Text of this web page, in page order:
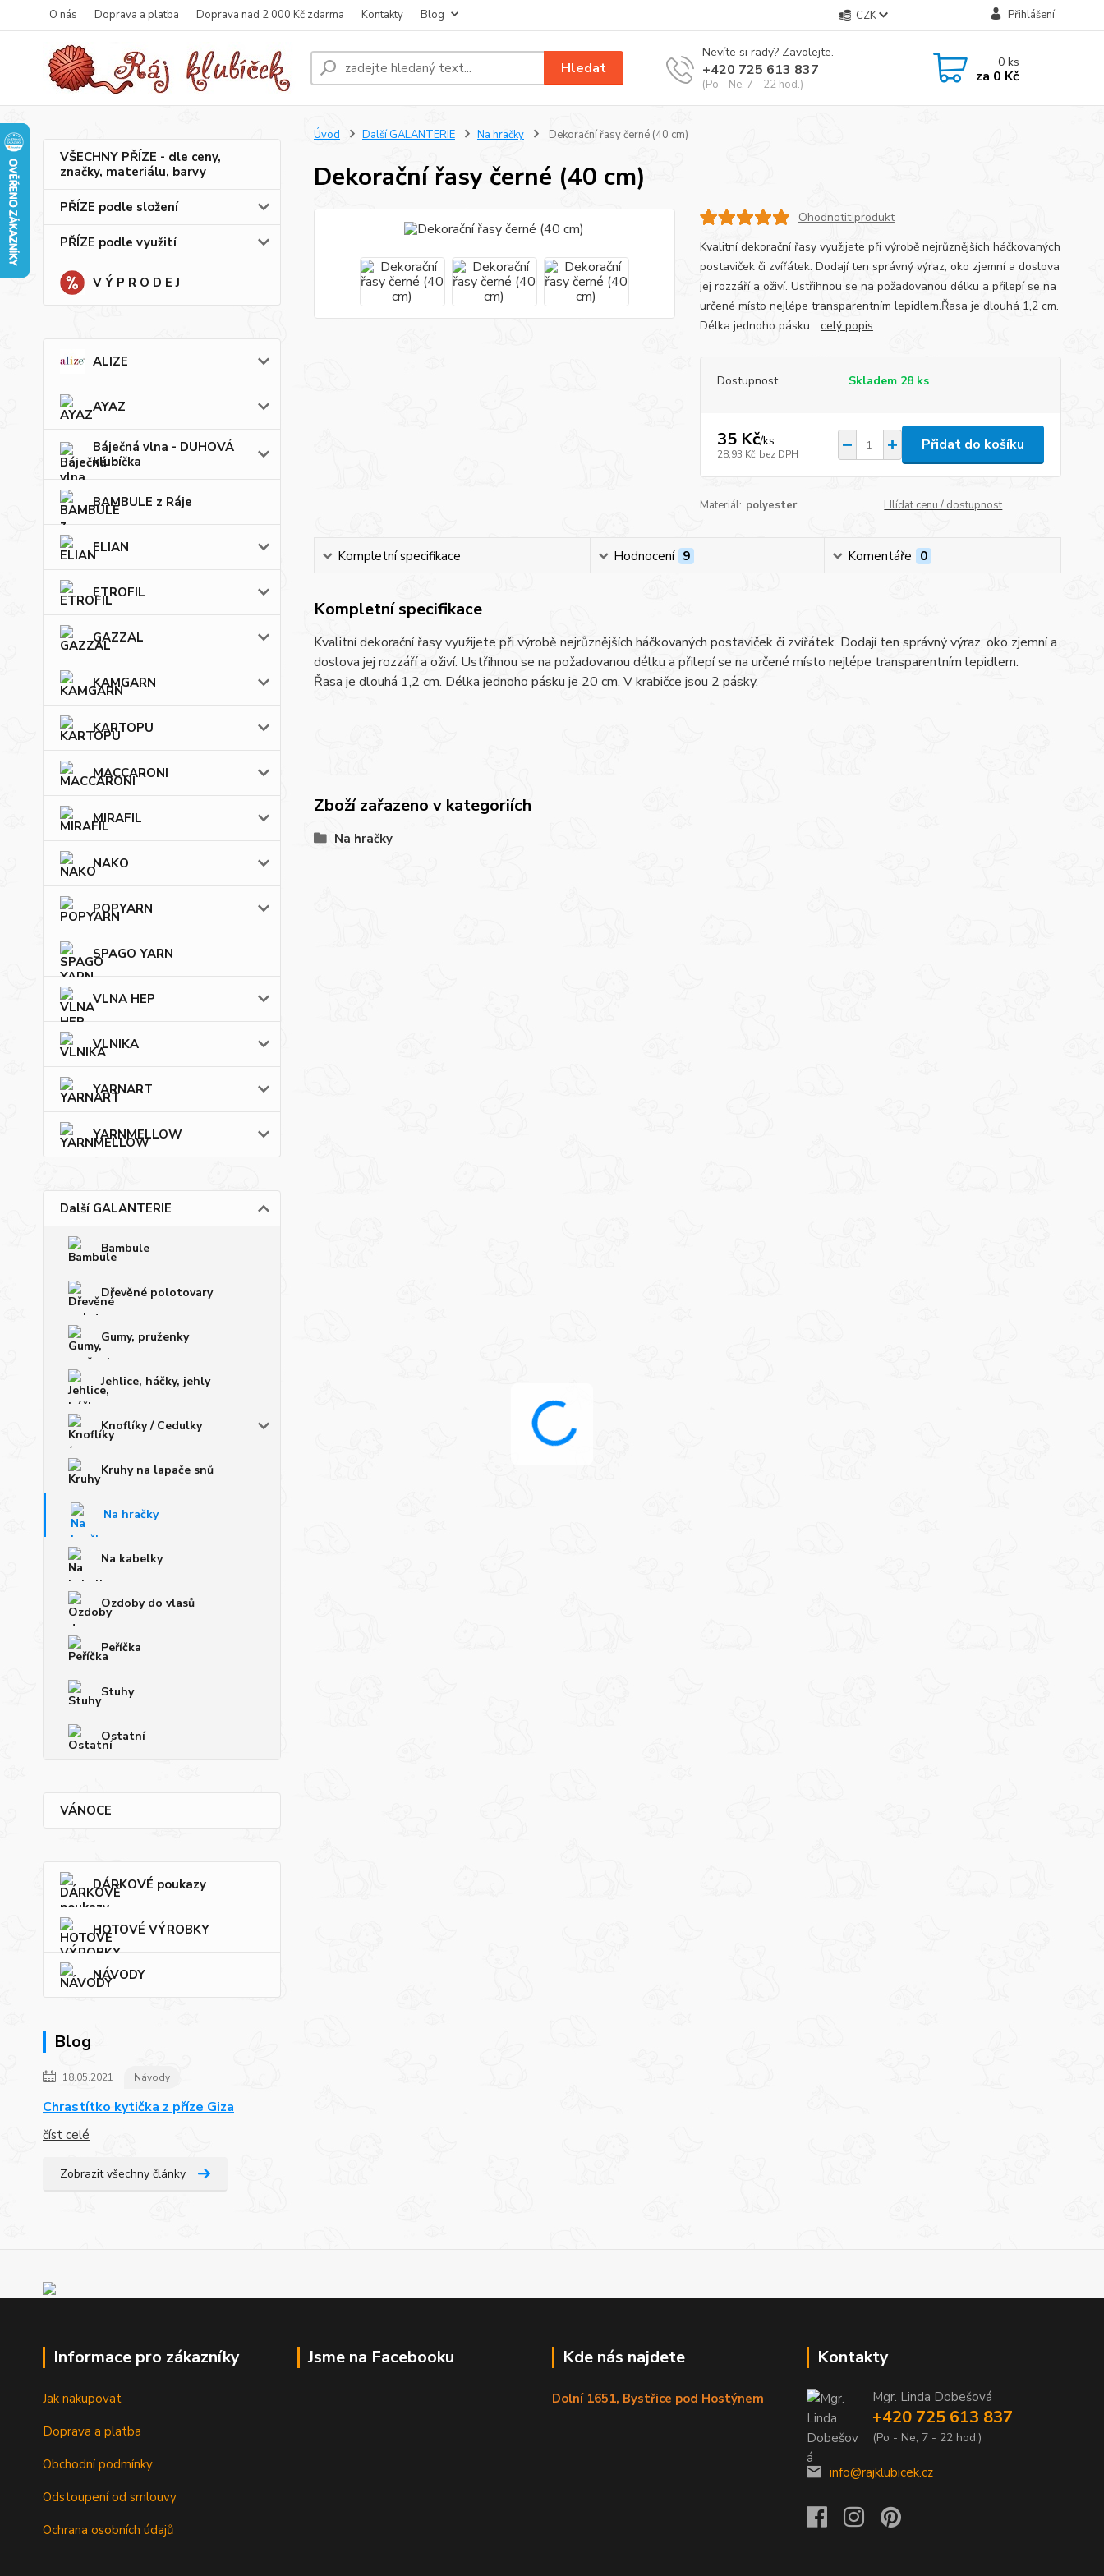
O nás Doprava a platba Doprava nad 2 000 Kč zdarma Kontakty Blog CZK Přihlášení
Hledat
Nevíte si rady? Zavolejte.
+420 725 613 837
(Po - Ne, 7 - 22 hod.)
0ks
za 0 Kč
VŠECHNY PŘÍZE - dle ceny,
značky, materiálu, barvy
PŘÍZE podle složení
PŘÍZE podle využití
V Ý P R O D E J
ALIZE
AYAZ
Báječná vlna - DUHOVÁ
klubíčka
BAMBULE z Ráje
ELIAN
ETROFIL
GAZZAL
KAMGARN
KARTOPU
MACCARONI
MIRAFIL
NAKO
POPYARN
SPAGO YARN
VLNA HEP
VLNIKA
YARNART
YARNMELLOW
Další GALANTERIE
Bambule
Dřevěné polotovary
Gumy, pruženky
Jehlice, háčky, jehly
Knoflíky / Cedulky
Kruhy na lapače snů
Na hračky
Na kabelky
Ozdoby do vlasů
Peříčka
Stuhy
Ostatní
VÁNOCE
DÁRKOVÉ poukazy
HOTOVÉ VÝROBKY
NÁVODY
Blog
18.05.2021 Návody
Chrastítko kytička z příze Giza
číst celé
Zobrazit všechny články
Úvod Další GALANTERIE Na hračky Dekorační řasy černé (40 cm)
Dekorační řasy černé (40 cm)
Ohodnotit produkt
Kvalitní dekorační řasy využijete při výrobě nejrůznějších háčkovaných
postaviček či zvířátek. Dodají ten správný výraz, oko zjemní a doslova
jej rozzáří a oživí. Ustřihnou se na požadovanou délku a přilepí se na
určené místo nejlépe transparentním lepidlem.Řasa je dlouhá 1,2 cm.
Délka jednoho pásku... celý popis
Dostupnost Skladem 28 ks
35 Kč/ks
28,93 Kč bez DPH
Přidat do košíku
Materiál: polyester Hlídat cenu / dostupnost
Kompletní specifikace Hodnocení 9 Komentáře 0
Kompletní specifikace
Kvalitní dekorační řasy využijete při výrobě nejrůznějších háčkovaných postaviček či zvířátek. Dodají ten správný výraz, oko zjemní a
doslova jej rozzáří a oživí. Ustřihnou se na požadovanou délku a přilepí se na určené místo nejlépe transparentním lepidlem.
Řasa je dlouhá 1,2 cm. Délka jednoho pásku je 20 cm. V krabičce jsou 2 pásky.
Zboží zařazeno v kategoriích
Na hračky
Informace pro zákazníky
Jak nakupovat
Doprava a platba
Obchodní podmínky
Odstoupení od smlouvy
Ochrana osobních údajů
Jsme na Facebooku Kde nás najdete
Dolní 1651, Bystřice pod Hostýnem
Kontakty
Mgr. Linda Dobešová
+420 725 613 837
(Po - Ne, 7 - 22 hod.)
info@rajklubicek.cz